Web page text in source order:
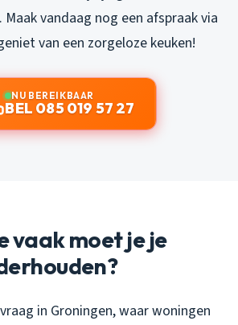
vandaag nog een afspraak via
van een zorgeloze keuken!
NU BEREIKBAAR
BEL 085 019 57 27
vaak moet je je
in Groningen, waar woningen